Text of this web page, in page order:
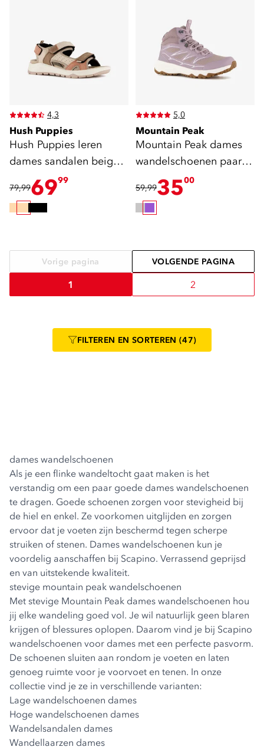
4,3
Hush Puppies
Hush Puppies leren
dames sandalen beige
79,996999
5,0
Mountain Peak
Mountain Peak dames
wandelschoenen paars
cat. A B
59,993500
Vorige pagina VOLGENDE PAGINA
1 2
FILTEREN EN SORTEREN (47)
dames wandelschoenen
Als je een flinke wandeltocht gaat maken is het
verstandig om een paar goede dames wandelschoenen
te dragen. Goede schoenen zorgen voor stevigheid bij
de hiel en enkel. Ze voorkomen uitglijden en zorgen
ervoor dat je voeten zijn beschermd tegen scherpe
struiken of stenen. Dames wandelschoenen kun je
voordelig aanschaffen bij Scapino. Verrassend geprijsd
en van uitstekende kwaliteit.
stevige mountain peak wandelschoenen
Met stevige Mountain Peak dames wandelschoenen hou
jij elke wandeling goed vol. Je wil natuurlijk geen blaren
krijgen of blessures oplopen. Daarom vind je bij Scapino
wandelschoenen voor dames met een perfecte pasvorm.
De schoenen sluiten aan rondom je voeten en laten
genoeg ruimte voor je voorvoet en tenen. In onze
collectie vind je ze in verschillende varianten:
Lage wandelschoenen dames
Hoge wandelschoenen dames
Wandelsandalen dames
Wandellaarzen dames